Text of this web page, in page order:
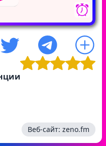
Веб-сайт: zeno.fm